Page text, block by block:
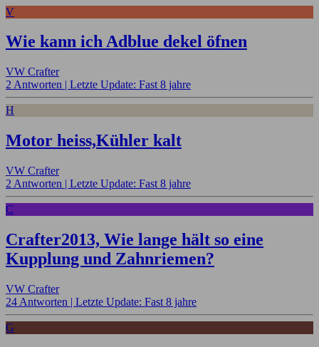
V
Wie kann ich Adblue dekel öfnen
VW Crafter
2 Antworten | Letzte Update: Fast 8 jahre
H
Motor heiss,Kühler kalt
VW Crafter
2 Antworten | Letzte Update: Fast 8 jahre
C
Crafter2013, Wie lange hält so eine
Kupplung und Zahnriemen?
VW Crafter
24 Antworten | Letzte Update: Fast 8 jahre
G